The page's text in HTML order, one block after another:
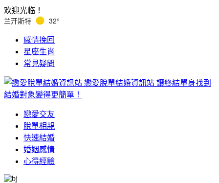
欢迎光临！
兰开斯特 32°
感情挽回
星座生肖
常見疑問
戀愛脫單結婚資訊站 讓終結單身找到
結婚對象變得更簡單！
戀愛交友
脫單相親
快速結婚
婚姻感情
心得經驗